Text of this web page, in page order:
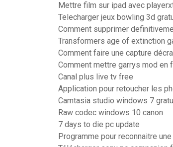
Mettre film sur ipad avec
Telecharger jeux bowling 3d
Comment supprimer
Transformers age of extinction
Comment faire une capture
Comment mettre garrys mod en
Canal plus live tv free
Application pour retoucher les
Camtasia studio windows 7
Raw codec windows 10 canon
7 days to die pc update
Programme pour reconnaitre